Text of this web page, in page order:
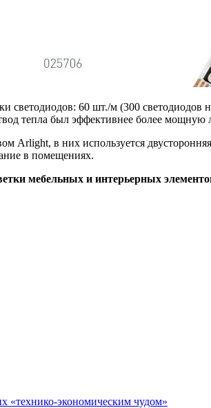
60 шт./м (300
тепла был эффективнее более мощную
Arlight, в них используется
в помещениях.
мебельных и интерьерных
«технико-экономическим чудом»